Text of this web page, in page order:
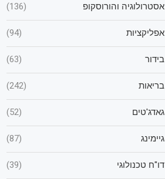
אסטרולוגיה והורוסקופ (136)
אפליקציות (94)
בידור (63)
בריאות (242)
גאדג'טים (52)
גיימינג (87)
דו"ח טכנולוגי (39)